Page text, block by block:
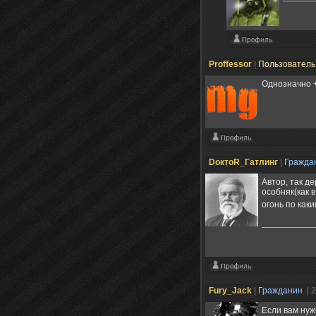
Proffessor
Однозначно
DоктоR_Гатлинг
Автор, так
особняк(как
огонь по
Fury_Jack Гражданин
|
Если вам